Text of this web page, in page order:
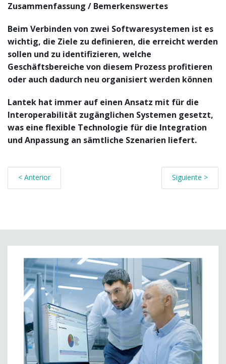
Zusammenfassung / Bemerkenswertes
Beim Verbinden von zwei Softwaresystemen ist es
wichtig, die Ziele zu definieren, die erreicht werden
sollen und zu identifizieren, welche
Geschäftsbereiche von diesem Prozess profitieren
oder auch dadurch neu organisiert werden können
Lantek hat immer auf einen Ansatz mit für die
Interoperabilität zugänglichen Systemen gesetzt,
was eine flexible Technologie für die Integration
und Anpassung an sämtliche Szenarien liefert.
< Anterior Siguiente >